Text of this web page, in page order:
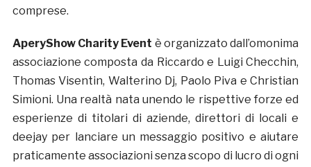
comprese.
AperyShow Charity Event è organizzato dall’omonima
associazione composta da Riccardo e Luigi Checchin,
Thomas Visentin, Walterino Dj, Paolo Piva e Christian
Simioni. Una realtà nata unendo le rispettive forze ed
esperienze di titolari di aziende, direttori di locali e
deejay per lanciare un messaggio positivo e aiutare
praticamente associazioni senza scopo di lucro di ogni